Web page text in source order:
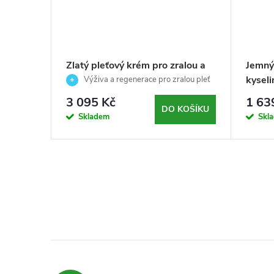
Zlatý pleťový krém pro zralou a
jemnou pleť - Mesosystem -
50ml
Výživa a regenerace pro zralou pleť
3 095 Kč
Skladem
DO KOŠÍKU
-
1